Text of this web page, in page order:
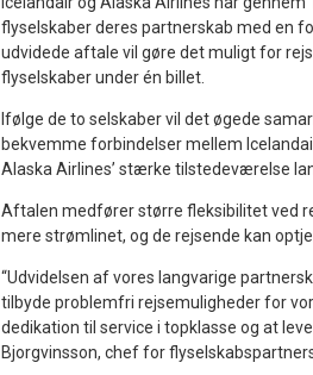
flyselskaber deres partnerskab med en
udvidede aftale vil gøre det muligt for
flyselskaber under én billet.
Ifølge de to selskaber vil det øgede
bekvemme forbindelser mellem
Alaska Airlines’ stærke tilstedeværelse
Aftalen medfører større fleksibilitet ved
mere strømlinet, og de rejsende kan
“Udvidelsen af ​​vores langvarige
tilbyde problemfri rejsemuligheder for
dedikation til service i topklasse og at
Bjorgvinsson, chef for